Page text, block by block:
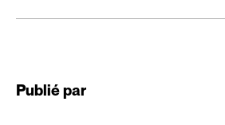
Publié par